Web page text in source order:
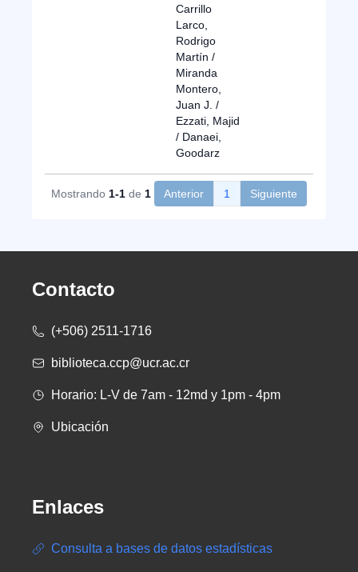
Carrillo
Larco,
Rodrigo
Martín /
Miranda
Montero,
Juan J. /
Ezzati, Majid
/ Danaei,
Goodarz
Mostrando 1-1 de 1 Anterior 1 Siguiente
Contacto
(+506) 2511-1716
biblioteca.ccp@ucr.ac.cr
Horario: L-V de 7am - 12md y 1pm - 4pm
Ubicación
Enlaces
Consulta a bases de datos estadísticas